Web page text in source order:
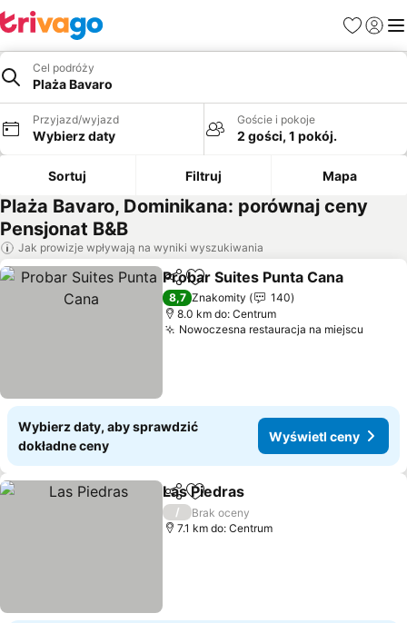
Ulubione
Cel podróży
Plaża Bavaro
Przyjazd/wyjazd
Wybierz daty
Goście i pokoje
2 gości, 1 pokój.
Sortuj Filtruj Mapa
Plaża Bavaro, Dominikana: porównaj ceny
Pensjonat B&B
Jak prowizje wpływają na wyniki wyszukiwania
Udostępnij
Dodaj do ulubionych
Probar Suites Punta Cana
8,7 Znakomity
140
8.0 km do: Centrum
Nowoczesna restauracja na miejscu
Wybierz daty, aby sprawdzić
dokładne ceny
Wyświetl ceny
Udostępnij
Dodaj do ulubionych
Las Piedras
/
Brak oceny
7.1 km do: Centrum